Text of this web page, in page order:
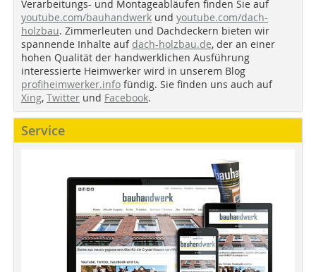
Verarbeitungs- und Montageabläufen finden Sie auf
youtube.com/bauhandwerk und youtube.com/dach-
holzbau. Zimmerleuten und Dachdeckern bieten wir
spannende Inhalte auf dach-holzbau.de, der an einer
hohen Qualität der handwerklichen Ausführung
interessierte Heimwerker wird in unserem Blog
profiheimwerker.info fündig. Sie finden uns auch auf
Xing, Twitter und Facebook.
Service